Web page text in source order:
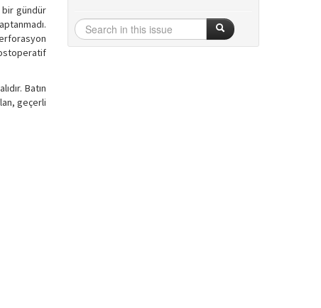
bir gündür
Batın
geçerli